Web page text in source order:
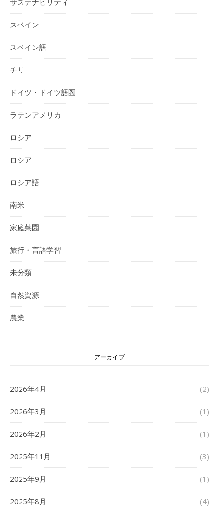
サステナビリティ
スペイン
スペイン語
チリ
ドイツ・ドイツ語圏
ラテンアメリカ
ロシア
ロシア
ロシア語
南米
家庭菜園
旅行・言語学習
未分類
自然資源
農業
アーカイブ
2026年4月 (2)
2026年3月 (1)
2026年2月 (1)
2025年11月 (3)
2025年9月 (1)
2025年8月 (4)